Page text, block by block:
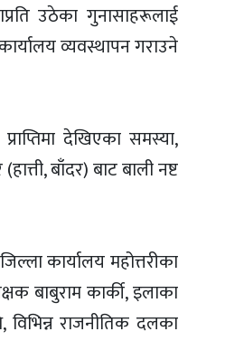
उठेका गुनासाहरूलाई
व्यवस्थापन गराउने
देखिएका समस्या,
बाँदर) बाट बाली नष्ट
कार्यालय महोत्तरीका
बाबुराम कार्की, इलाका
विभिन्न राजनीतिक दलका